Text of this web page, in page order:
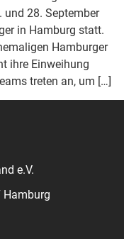
28. September
in Hamburg statt.
Hamburger
ihre Einweihung
treten an, um […]
e.V.
Hamburg